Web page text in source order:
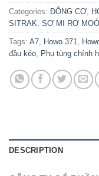
Categories: ĐỘNG CƠ
SITRAK SƠ MI RƠ
Tags: A7 Howo 371
đầu kéo Phụ tùng chính
DESCRIPTION